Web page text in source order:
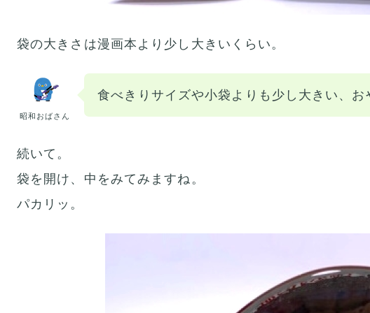
袋の大きさは漫画本より少し大きいくらい。
昭和おばさん
食べきりサイズや小袋よりも少し大きい、お
続いて。
袋を開け、中をみてみますね。
パカリッ。